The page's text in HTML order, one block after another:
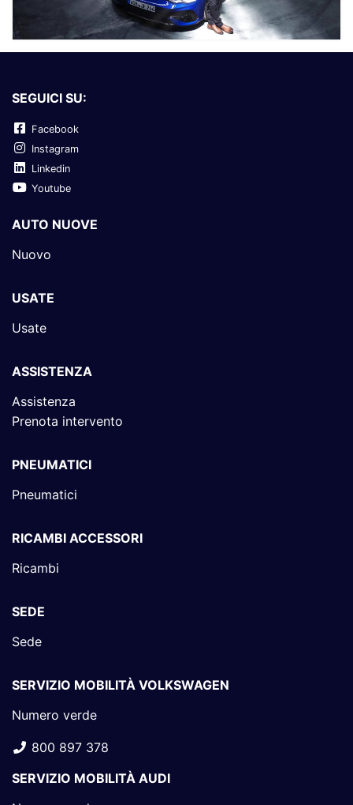
SEGUICI SU:
Facebook
Instagram
Linkedin
Youtube
AUTO NUOVE
Nuovo
USATE
Usate
ASSISTENZA
Assistenza
Prenota intervento
PNEUMATICI
Pneumatici
RICAMBI ACCESSORI
Ricambi
SEDE
Sede
SERVIZIO MOBILITÀ VOLKSWAGEN
Numero verde
800 897 378
SERVIZIO MOBILITÀ AUDI